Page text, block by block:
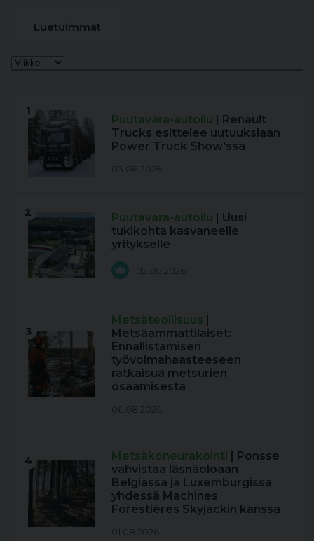
Luetuimmat
1
Puutavara-autoilu | Renault
Trucks esittelee uutuuksiaan
Power Truck Show'ssa
03.08.2026
2 Puutavara-autoilu | Uusi
tukikohta kasvaneelle
yritykselle
02.08.2026
3
Metsäteollisuus |
Metsäammattilaiset:
Ennallistamisen
työvoimahaasteeseen
ratkaisua metsurien
osaamisesta
06.08.2026
4 Metsäkoneurakointi | Ponsse
vahvistaa läsnäoloaan
Belgiassa ja Luxemburgissa
yhdessä Machines
Forestières Skyjackin kanssa
01.08.2026